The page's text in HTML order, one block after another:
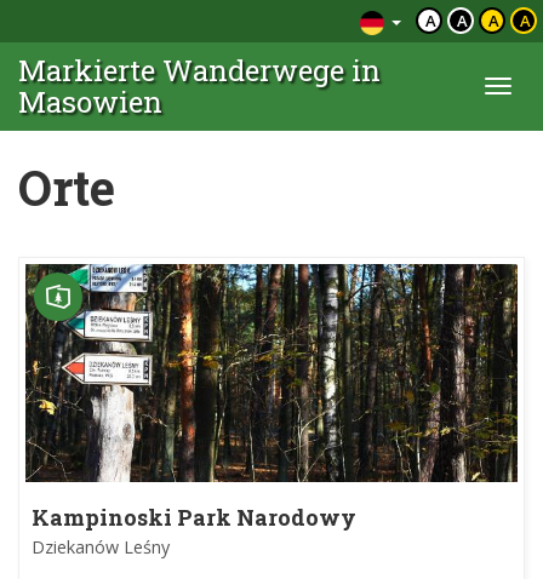
A A A A
Markierte Wanderwege in
Masowien
Orte
Kampinoski Park Narodowy
Dziekanów Leśny